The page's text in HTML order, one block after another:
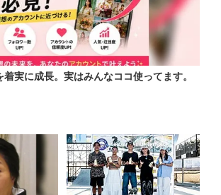
実に成長。実はみんなココ使ってます。